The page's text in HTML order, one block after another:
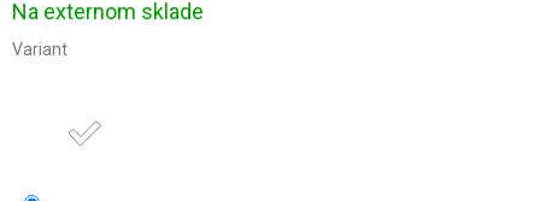
Na externom sklade
Variant